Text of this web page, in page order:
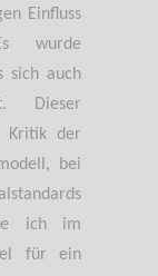
Einfluss
wurde
sich auch
Dieser
Kritik der
bei
ich im
für ein